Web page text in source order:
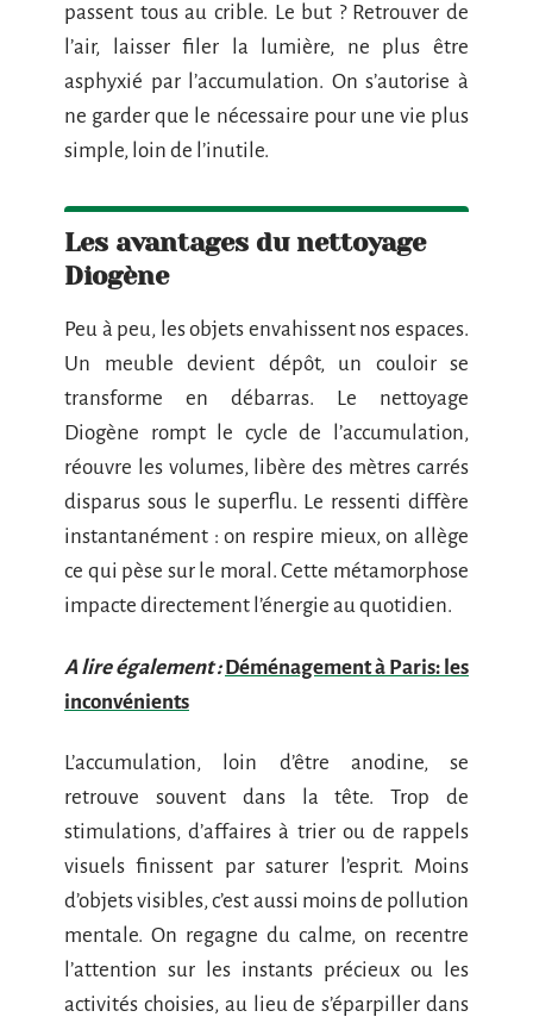
passent tous au crible. Le but ? Retrouver de
l’air, laisser filer la lumière, ne plus être
asphyxié par l’accumulation. On s’autorise à
ne garder que le nécessaire pour une vie plus
simple, loin de l’inutile.
Les avantages du nettoyage
Diogène
Peu à peu, les objets envahissent nos espaces.
Un meuble devient dépôt, un couloir se
transforme en débarras. Le nettoyage
Diogène rompt le cycle de l’accumulation,
réouvre les volumes, libère des mètres carrés
disparus sous le superflu. Le ressenti diffère
instantanément : on respire mieux, on allège
ce qui pèse sur le moral. Cette métamorphose
impacte directement l’énergie au quotidien.
A lire également : Déménagement à Paris: les
inconvénients
L’accumulation, loin d’être anodine, se
retrouve souvent dans la tête. Trop de
stimulations, d’affaires à trier ou de rappels
visuels finissent par saturer l’esprit. Moins
d’objets visibles, c’est aussi moins de pollution
mentale. On regagne du calme, on recentre
l’attention sur les instants précieux ou les
activités choisies, au lieu de s’éparpiller dans